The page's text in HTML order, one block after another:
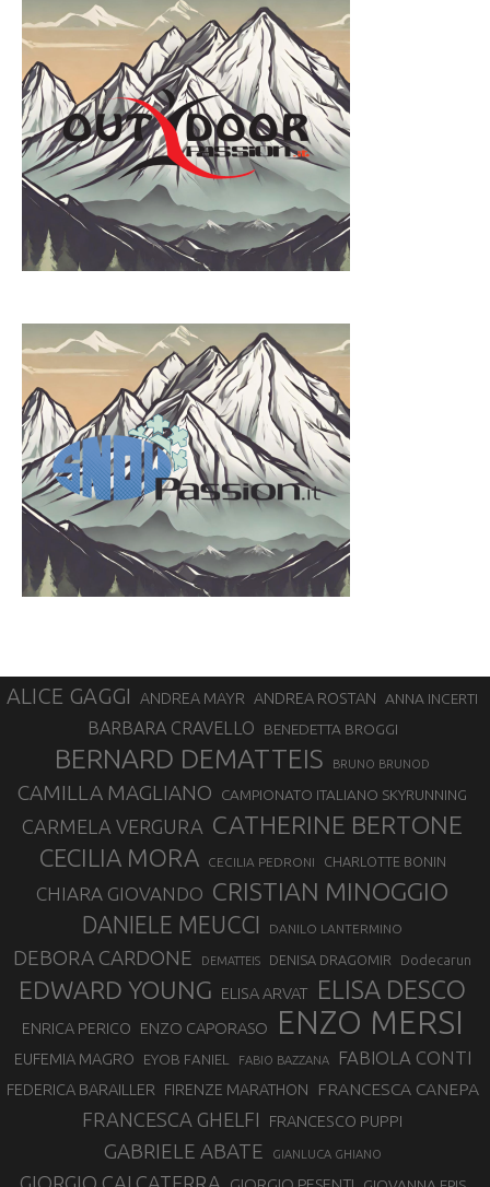
ALICE GAGGI ANDREA MAYR ANDREA ROSTAN ANNA INCERTI
BARBARA CRAVELLO BENEDETTA BROGGI
BERNARD DEMATTEIS BRUNO BRUNOD
CAMILLA MAGLIANO CAMPIONATO ITALIANO SKYRUNNING
CARMELA VERGURA CATHERINE BERTONE
CECILIA MORA CECILIA PEDRONI CHARLOTTE BONIN
CHIARA GIOVANDO CRISTIAN MINOGGIO
DANIELE MEUCCI DANILO LANTERMINO
DEBORA CARDONE DEMATTEIS DENISA DRAGOMIR Dodecarun
EDWARD YOUNG ELISA ARVAT ELISA DESCO
ENRICA PERICO ENZO CAPORASO ENZO MERSI
EUFEMIA MAGRO EYOB FANIEL FABIO BAZZANA FABIOLA CONTI
FEDERICA BARAILLER FIRENZE MARATHON FRANCESCA CANEPA
FRANCESCA GHELFI FRANCESCO PUPPI
GABRIELE ABATE GIANLUCA GHIANO
GIORGIO CALCATERRA